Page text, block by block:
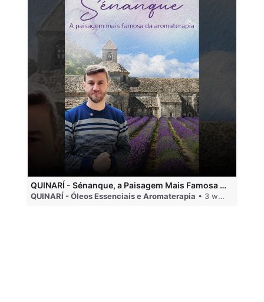
QUINARÍ - Sénanque, a Paisagem Mais Famosa da Aromaterapia
QUINARÍ - Óleos Essenciais e Aromaterapia • 3 weeks ago